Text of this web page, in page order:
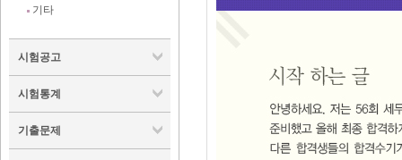
기타
시험공고
시험통계
기출문제